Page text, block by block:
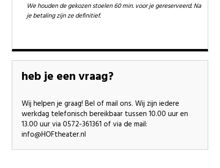
We houden de gekozen stoelen 60 min. voor je gereserveerd. Na
je betaling zijn ze definitief.
heb je een vraag?
Wij helpen je graag! Bel of mail ons. Wij zijn iedere
werkdag telefonisch bereikbaar tussen 10.00 uur en
13.00 uur via 0572-361361 of via de mail:
info@HOFtheater.nl